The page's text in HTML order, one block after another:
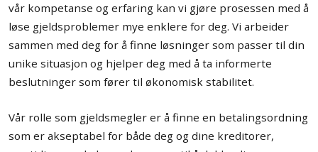
vår kompetanse og erfaring kan vi gjøre prosessen med å
løse gjeldsproblemer mye enklere for deg. Vi arbeider
sammen med deg for å finne løsninger som passer til din
unike situasjon og hjelper deg med å ta informerte
beslutninger som fører til økonomisk stabilitet.
Vår rolle som gjeldsmegler er å finne en betalingsordning
som er akseptabel for både deg og dine kreditorer,